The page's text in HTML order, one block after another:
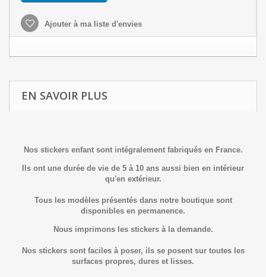
Ajouter à ma liste d'envies
EN SAVOIR PLUS
Nos stickers enfant sont intégralement fabriqués en France.
Ils ont une durée de vie de 5 à 10 ans aussi bien en intérieur
qu'en extérieur.
Tous les modèles présentés dans notre boutique sont
disponibles en permanence.
Nous imprimons les stickers à la demande.
Nos stickers sont faciles à poser, ils se posent sur toutes les
surfaces propres, dures et lisses.